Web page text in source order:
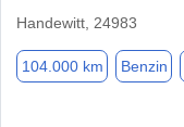
Handewitt, 24983
104.000 km Benzin